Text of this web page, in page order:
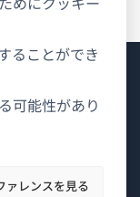
ることができ
可能性があり
ァレンスを見る